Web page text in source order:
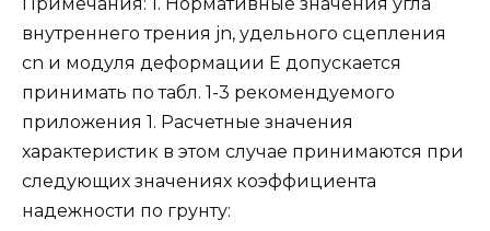
Примечания: 1. Нормативные значения угла
внутреннего трения jn, удельного сцепления
сn и модуля деформации Е допускается
принимать по табл. 1-3 рекомендуемого
приложения 1. Расчетные значения
характеристик в этом случае принимаются при
следующих значениях коэффициента
надежности по грунту: